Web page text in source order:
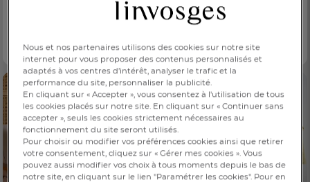
9 coloris
Dès89,00 €
Nous et nos partenaires utilisons des cookies sur notre site
internet pour vous proposer des contenus personnalisés et
adaptés à vos centres d’intérêt, analyser le trafic et la
performance du site, personnaliser la publicité.
En cliquant sur « Accepter », vous consentez à l'utilisation de tous
les cookies placés sur notre site. En cliquant sur « Continuer sans
accepter », seuls les cookies strictement nécessaires au
fonctionnement du site seront utilisés.
Pour choisir ou modifier vos préférences cookies ainsi que retirer
votre consentement, cliquez sur « Gérer mes cookies ». Vous
pouvez aussi modifier vos choix à tous moments depuis le bas de
notre site, en cliquant sur le lien "Paramétrer les cookies". Pour en